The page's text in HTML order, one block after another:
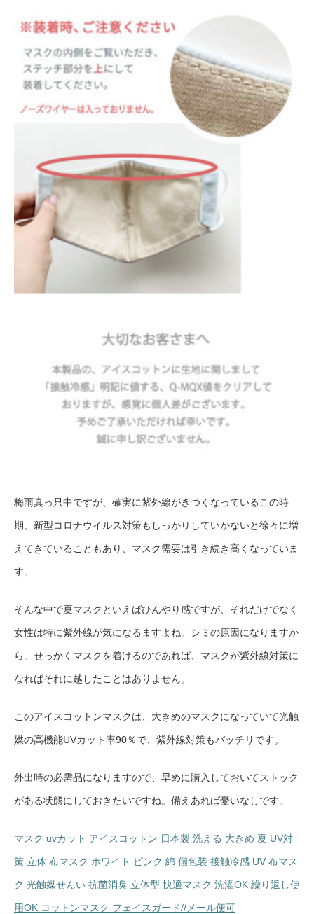
梅雨真っ只中ですが、確実に紫外線がきつくなっているこの時
期、新型コロナウイルス対策もしっかりしていかないと徐々に増
えてきていることもあり、マスク需要は引き続き高くなっていま
す。
そんな中で夏マスクといえばひんやり感ですが、それだけでなく
女性は特に紫外線が気になるますよね。シミの原因になりますか
ら。せっかくマスクを着けるのであれば、マスクが紫外線対策に
なればそれに越したことはありません。
このアイスコットンマスクは、大きめのマスクになっていて光触
媒の高機能UVカット率90％で、紫外線対策もバッチリです。
外出時の必需品になりますので、早めに購入しておいてストック
がある状態にしておきたいですね。備えあれば憂いなしです。
マスク uvカット アイスコットン 日本製 洗える 大きめ 夏 UV対
策 立体 布マスク ホワイト ピンク 綿 個包装 接触冷感 UV 布マス
ク 光触媒せんい 抗菌消臭 立体型 快適マスク 洗濯OK 繰り返し使
用OK コットンマスク フェイスガード//メール便可